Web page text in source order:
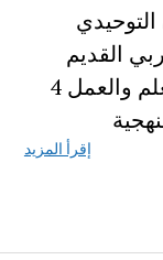
القديم
للسنة الرابعة آداب – شرح نص العلم والعمل 4
إقرأ المزيد